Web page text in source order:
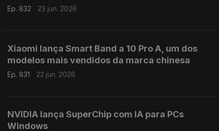
Ep. 832 23 jun. 2026
Xiaomi lança Smart Band a 10 Pro A, um dos
modelos mais vendidos da marca chinesa
Ep. 831 22 jun. 2026
NVIDIA lança SuperChip com IA para PCs
Windows